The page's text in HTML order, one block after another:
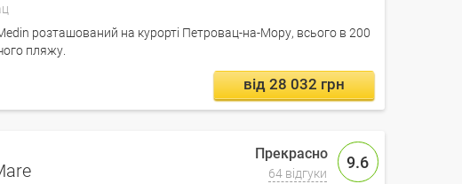
розташований на курорті Петровац-на-Мору, всього в 200
пляжу.
від 28 032 грн
9.6
64 відгуки